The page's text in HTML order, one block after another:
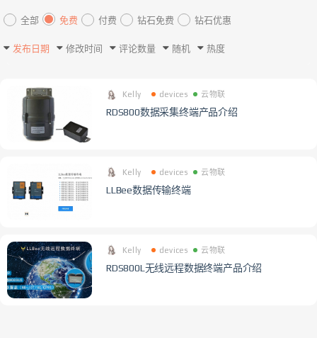
全部 免费 付费 钻石免费 钻石优惠
发布日期 修改时间 评论数量 随机 热度
Kelly devices 云物联
RDS800数据采集终端产品介绍
Kelly devices 云物联
LLBee数据传输终端
Kelly devices 云物联
RDS800L无线远程数据终端产品介绍